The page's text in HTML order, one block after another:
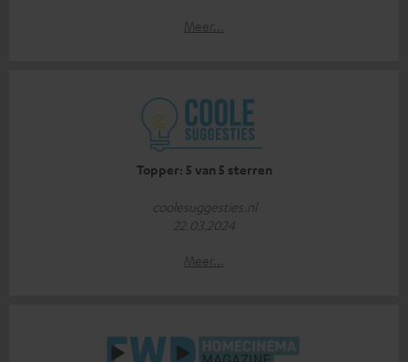
Meer...
Topper: 5 van 5 sterren
coolesuggesties.nl
22.03.2024
Meer...